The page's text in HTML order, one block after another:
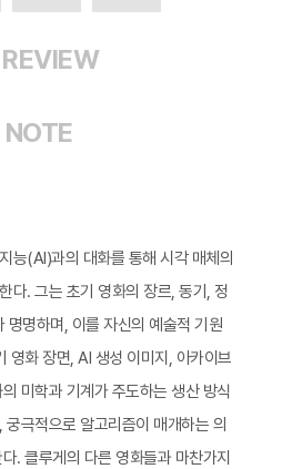
REVIEW
능(AI)과의 대화를 통해 시각 매체의
다. 그는 초기 영화의 장르, 동기, 정
명명하며, 이를 자신의 예술적 기원
영화 장면, AI 생성 이미지, 아카이브
미학과 기계가 주도하는 생산 방식
극적으로 알고리즘이 매개하는 의
. 클루게의 다른 영화들과 마찬가지